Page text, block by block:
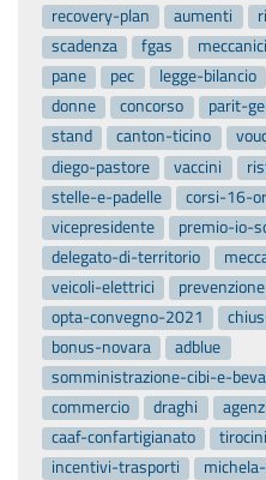
recovery-plan
aumenti
scadenza
fgas meccanici
pane
pec legge-bilancio
donne
concorso parit-
stand
canton-ticino
diego-pastore
vaccini
stelle-e-padelle
corsi-16-
vicepresidente
premio-io-
delegato-di-territorio
veicoli-elettrici
prevenzione
opta-convegno-2021
bonus-novara
adblue
somministrazione-cibi-e-
commercio
draghi
caaf-confartigianato
incentivi-trasporti